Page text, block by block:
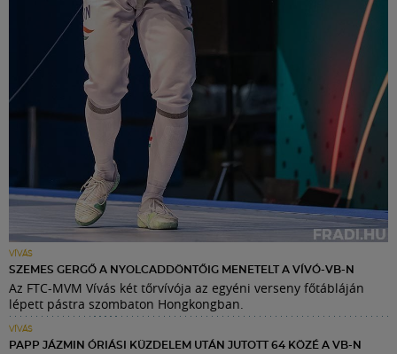
VÍVÁS
SZEMES GERGŐ A NYOLCADDÖNTŐIG MENETELT A VÍVÓ-VB-N
Az FTC-MVM Vívás két tőrvívója az egyéni verseny főtábláján
lépett pástra szombaton Hongkongban.
VÍVÁS
PAPP JÁZMIN ÓRIÁSI KÜZDELEM UTÁN JUTOTT 64 KÖZÉ A VB-N